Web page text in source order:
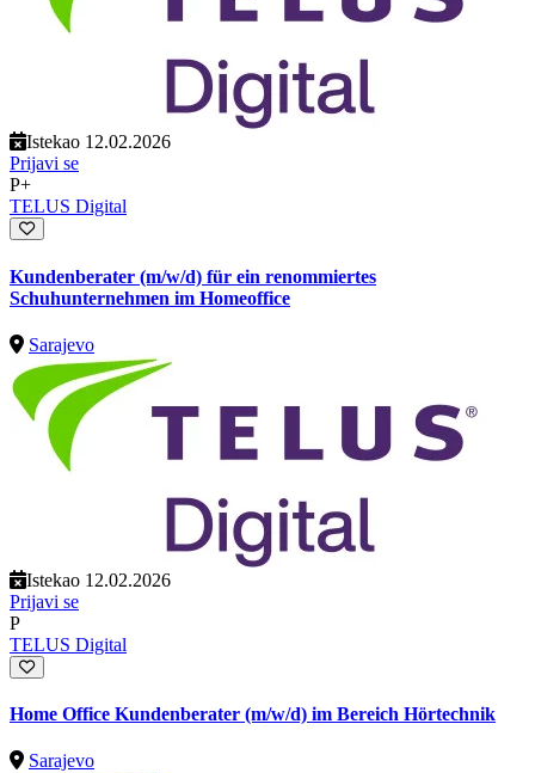
Istekao 12.02.2026
Prijavi se
P+
TELUS Digital
Kundenberater (m/w/d) für ein renommiertes
Schuhunternehmen im Homeoffice
Sarajevo
Istekao 12.02.2026
Prijavi se
P
TELUS Digital
Home Office Kundenberater (m/w/d) im Bereich Hörtechnik
Sarajevo